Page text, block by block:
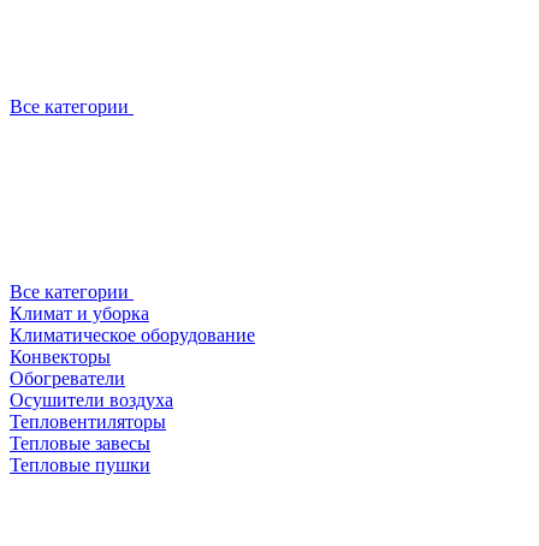
Все категории
Все категории
Климат и уборка
Климатическое оборудование
Конвекторы
Обогреватели
Осушители воздуха
Тепловентиляторы
Тепловые завесы
Тепловые пушки